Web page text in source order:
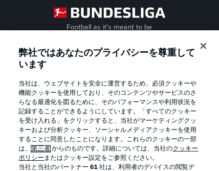
Football as it's meant to be
Official Partners
弊社ではあなたのプライバシーを尊重して
います
当社は、ウェブサイトを安全に運営するため、必須クッキーや
機能クッキーを使用しており、そのコンテンツやサービスのさ
らなる最適化を図るために、そのパフォーマンスや利用状況を
記録することができるようにしています。「すべてのクッキー
を受け入れる」をクリックすると、当社がマーケティングクッ
キーおよび分析クッキー、ソーシャルメディアクッキーを使用
することに同意したことになります。これらのクッキーの一部
は、第三者 からのものです。詳細については、当社のクッキー
ポリシー またはクッキー設定をご参照ください。
当社と当社のパートナー61 社は、利用者のデバイスの閲覧デ